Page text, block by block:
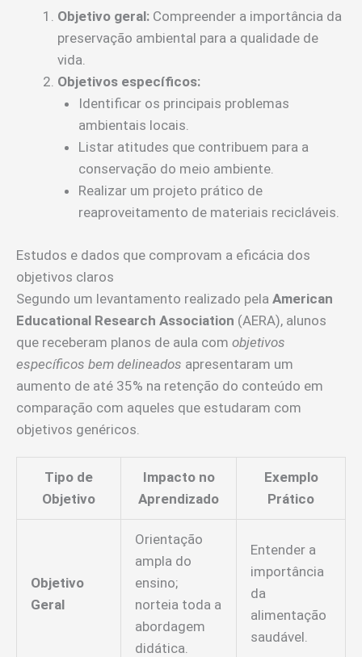
Objetivo geral: Compreender a importância da
preservação ambiental para a qualidade de
vida.
Objetivos específicos:
Identificar os principais problemas
ambientais locais.
Listar atitudes que contribuem para a
conservação do meio ambiente.
Realizar um projeto prático de
reaproveitamento de materiais recicláveis.
Estudos e dados que comprovam a eficácia dos
objetivos claros
Segundo um levantamento realizado pela American
Educational Research Association (AERA), alunos
que receberam planos de aula com objetivos
específicos bem delineados apresentaram um
aumento de até 35% na retenção do conteúdo em
comparação com aqueles que estudaram com
objetivos genéricos.
Tipo de
Objetivo
Impacto no
Aprendizado
Exemplo
Prático
Objetivo
Geral
Orientação
ampla do
ensino;
norteia toda a
abordagem
didática.
Entender a
importância
da
alimentação
saudável.